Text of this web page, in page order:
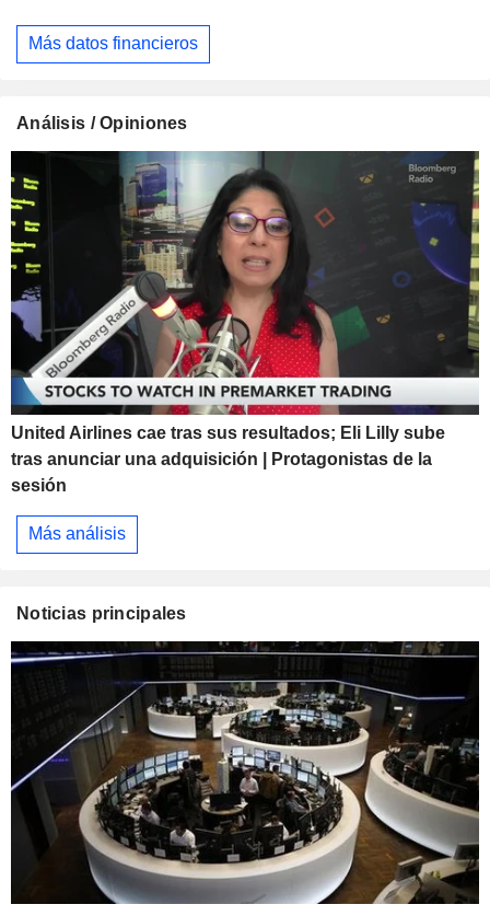
Más datos financieros
Análisis / Opiniones
United Airlines cae tras sus resultados; Eli Lilly sube
tras anunciar una adquisición | Protagonistas de la
sesión
Más análisis
Noticias principales